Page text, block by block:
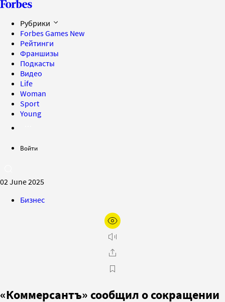
Рубрики
Forbes Games New
Рейтинги
Франшизы
Подкасты
Видео
Life
Woman
Sport
Young
Войти
02 June 2025
Бизнес
«Коммерсантъ» сообщил о сокращении